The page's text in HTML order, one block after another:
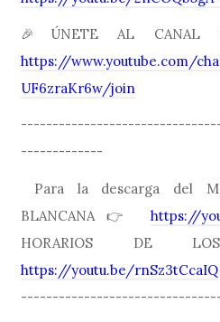
🎉ÚNETE AL CANAL
https://www.youtube.com/
UF6zraKr6w/join
-------------
Para la descarga del
BLANCANA👉 https://
HORARIOS DE
https://youtu.be/rnSz3tCcaIQ